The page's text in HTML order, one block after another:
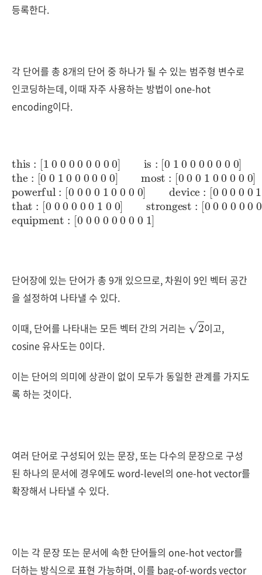
등록한다.
각 단어를 총 8개의 단어 중 하나가 될 수 있는 범주형 변수로
인코딩하는데, 이때 자주 사용하는 방법이 one-hot
encoding이다.
this : [1 0 0 0 0 0 0 0 0] [0 1 0 0 0 0 0 0 0]the:
[0 0 1 0 0 0 0 0 0] most:[0 0 0 1 0 0 0 0 0] powerful
[0 0 0 0 1 0 0 0 0] device [0 0 0 0 0 1 0 0 0] that
[0 0 0 0 0 0 1 0 0]strongest :
[0 0 0 0 0 0 0 1 0]equipment [0 0 0 0 0 0 0 0 1]
단어장에 있는 단어가 총 9개 있으므로, 차원이 9인 벡터 공간
을 설정하여 나타낼 수 있다.
이때, 단어를 나타내는 모든 벡터 간의 거리는
이고,
cosine 유사도는 0이다.
이는 단어의 의미에 상관이 없이 모두가 동일한 관계를 가지도
록 하는 것이다.
여러 단어로 구성되어 있는 문장, 또는 다수의 문장으로 구성
된 하나의 문서에 경우에도 word-level의 one-hot vector를
확장해서 나타낼 수 있다.
이는 각 문장 또는 문서에 속한 단어들의 one-hot vector를
더하는 방식으로 표현 가능하며, 이를 bag-of-words vector